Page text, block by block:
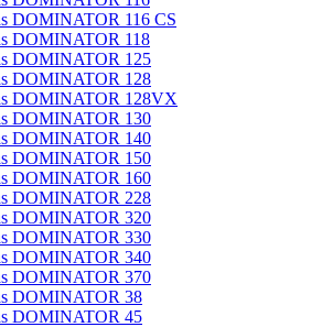
DOMINATOR 116 CS
DOMINATOR 118
DOMINATOR 125
DOMINATOR 128
DOMINATOR 128VX
DOMINATOR 130
DOMINATOR 140
DOMINATOR 150
DOMINATOR 160
DOMINATOR 228
DOMINATOR 320
DOMINATOR 330
DOMINATOR 340
DOMINATOR 370
DOMINATOR 38
DOMINATOR 45